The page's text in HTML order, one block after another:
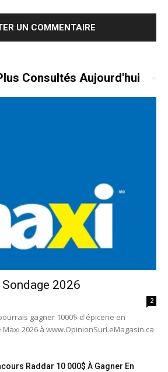
Consultés Aujourd'hui
2026
2
gagner 1000$ d'épicerie en
2026 à www.OpinionSurLeMagasin.ca
Raddar 10 000$ À Gagner En